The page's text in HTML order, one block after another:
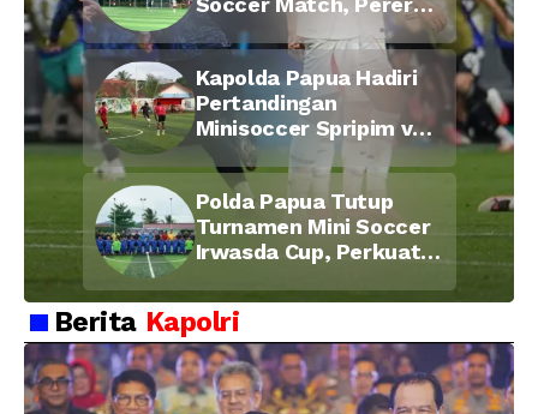
Kebersamaan Personel
di Bulan Ramadan
Kapolda Papua Hadiri
Pertandingan
Minisoccer Spripim vs
Bid Propam, Pererat
Soliditas dan
Kebersamaan Personel
Polda Papua Tutup
Turnamen Mini Soccer
Irwasda Cup, Perkuat
Kebersamaan Personel
Berita Kapolri